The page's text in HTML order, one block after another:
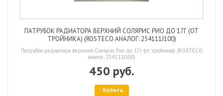
ПАТРУБОК РАДИАТОРА ВЕРХНИЙ СОЛЯРИС РИО ДО 17Г (ОТ
ТРОЙНИКА) (ROSTECO АНАЛОГ: 254111J100)
Патрубок радиатора верхний Солярис Рио до 17г (от тройника) (ROSTECO
аналог: 254111J100)
450 руб.
Купить